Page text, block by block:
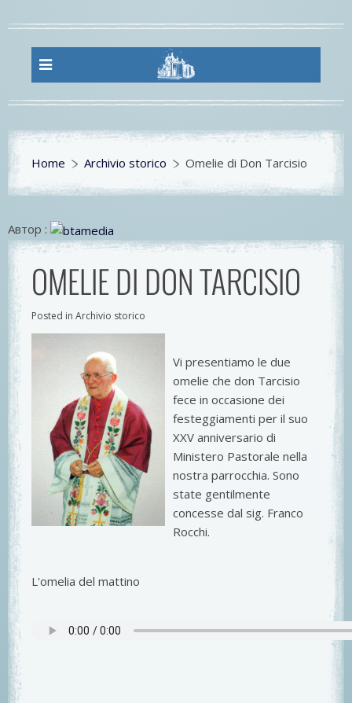
Home Archivio storico Omelie di Don Tarcisio
Автор :
OMELIE DI DON TARCISIO
Posted in Archivio storico
Vi presentiamo le due
omelie che don Tarcisio
fece in occasione dei
festeggiamenti per il suo
XXV anniversario di
Ministero Pastorale nella
nostra parrocchia. Sono
state gentilmente
concesse dal sig. Franco
Rocchi.
L'omelia del mattino